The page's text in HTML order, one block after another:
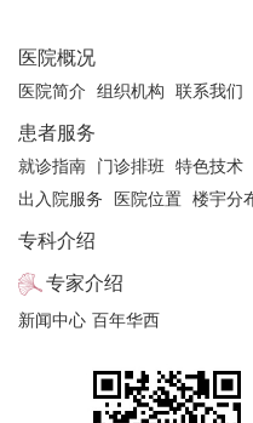
医院概况
医院简介 组织机构 联系我们
患者服务
就诊指南 门诊排班 特色技术
出入院服务
医院位置 楼宇分
专科介绍
专家介绍
新闻中心 百年华西